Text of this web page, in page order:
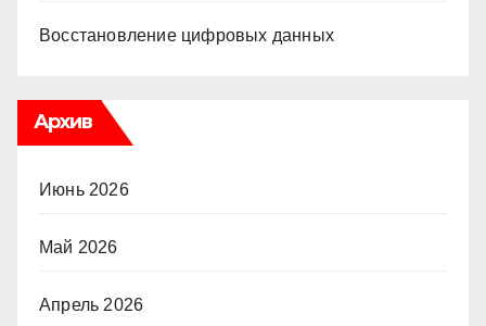
Восстановление цифровых данных
Архив
Июнь 2026
Май 2026
Апрель 2026